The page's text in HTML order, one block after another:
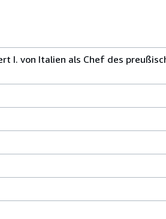
I. von Italien als Chef des